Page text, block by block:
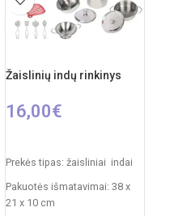
Žaislinių indų rinkinys
16,00€
Prekės tipas: žaisliniai indai
Pakuotės išmatavimai: 38 x
21 x 10 cm